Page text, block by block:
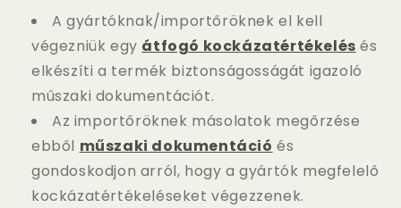
A gyártóknak/importőröknek el kell
végezniük egy átfogó kockázatértékelés és
elkészíti a termék biztonságosságát igazoló
műszaki dokumentációt.
Az importőröknek másolatok megőrzése
ebből műszaki dokumentáció és
gondoskodjon arról, hogy a gyártók megfelelő
kockázatértékeléseket végezzenek.